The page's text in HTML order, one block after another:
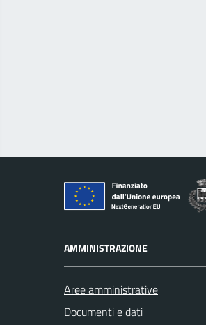
AMMINISTRAZIONE
Aree amministrative
Documenti e dati